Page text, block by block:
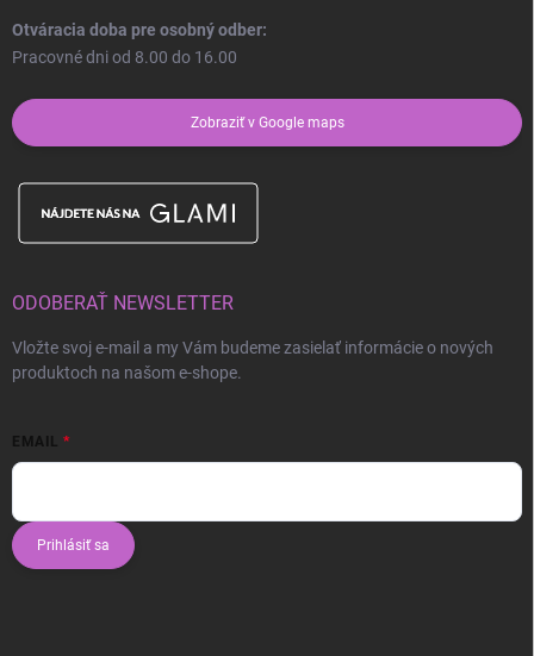
Otváracia doba pre osobný odber:
Pracovné dni od 8.00 do 16.00
Zobraziť v Google maps
ODOBERAŤ NEWSLETTER
Vložte svoj e-mail a my Vám budeme zasielať informácie o nových
produktoch na našom e-shope.
EMAIL
Prihlásiť sa